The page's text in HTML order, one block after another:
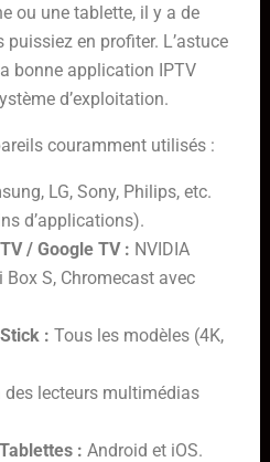
ou une tablette, il y a de
en profiter. L’astuce
bonne application IPTV
d’exploitation.
couramment utilisés :
LG, Sony, Philips, etc.
d’applications).
/ Google TV : NVIDIA
S, Chromecast avec
: Tous les modèles (4K,
des lecteurs multimédias
: Android et iOS.